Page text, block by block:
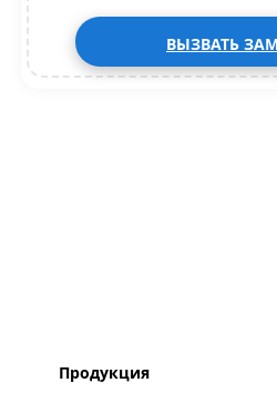
ВЫЗВАТЬ
Продукция